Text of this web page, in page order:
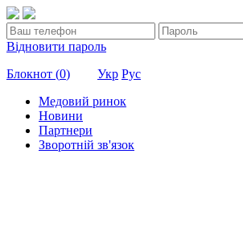
Відновити пароль
Блокнот (0) Укр Рус
Медовий ринок
Новини
Партнери
Зворотній зв'язок